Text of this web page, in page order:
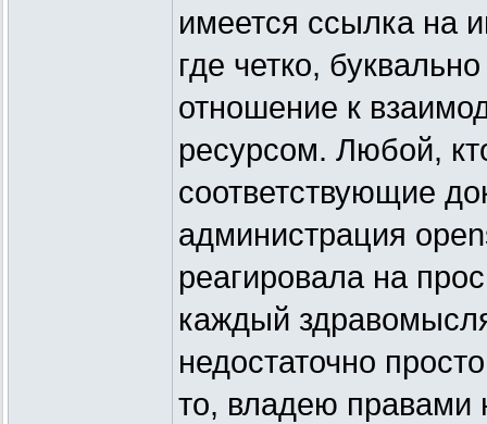
имеется ссылка на
где четко,
отношение к
ресурсом. Любой,
соответствующие
администрация
реагировала на
каждый
недостаточно
то, владею правами